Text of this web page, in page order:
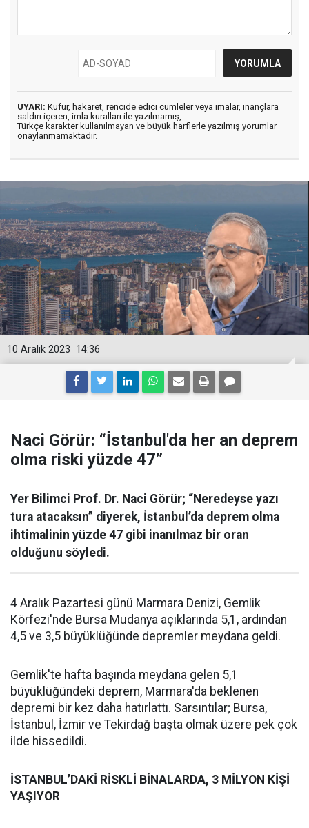
UYARI: Küfür, hakaret, rencide edici cümleler veya imalar, inançlara
saldırı içeren, imla kuralları ile yazılmamış,
Türkçe karakter kullanılmayan ve büyük harflerle yazılmış yorumlar
onaylanmamaktadır.
14:36
10 Aralık 2023
Naci Görür: “İstanbul'da her an deprem
olma riski yüzde 47”
Yer Bilimci Prof. Dr. Naci Görür; “Neredeyse yazı
tura atacaksın” diyerek, İstanbul’da deprem olma
ihtimalinin yüzde 47 gibi inanılmaz bir oran
olduğunu söyledi.
4 Aralık Pazartesi günü Marmara Denizi, Gemlik
Körfezi'nde Bursa Mudanya açıklarında 5,1, ardından
4,5 ve 3,5 büyüklüğünde depremler meydana geldi.
Gemlik'te hafta başında meydana gelen 5,1
büyüklüğündeki deprem, Marmara'da beklenen
depremi bir kez daha hatırlattı. Sarsıntılar; Bursa,
İstanbul, İzmir ve Tekirdağ başta olmak üzere pek çok
ilde hissedildi.
İSTANBUL’DAKİ RİSKLİ BİNALARDA, 3 MİLYON KİŞİ
YAŞIYOR